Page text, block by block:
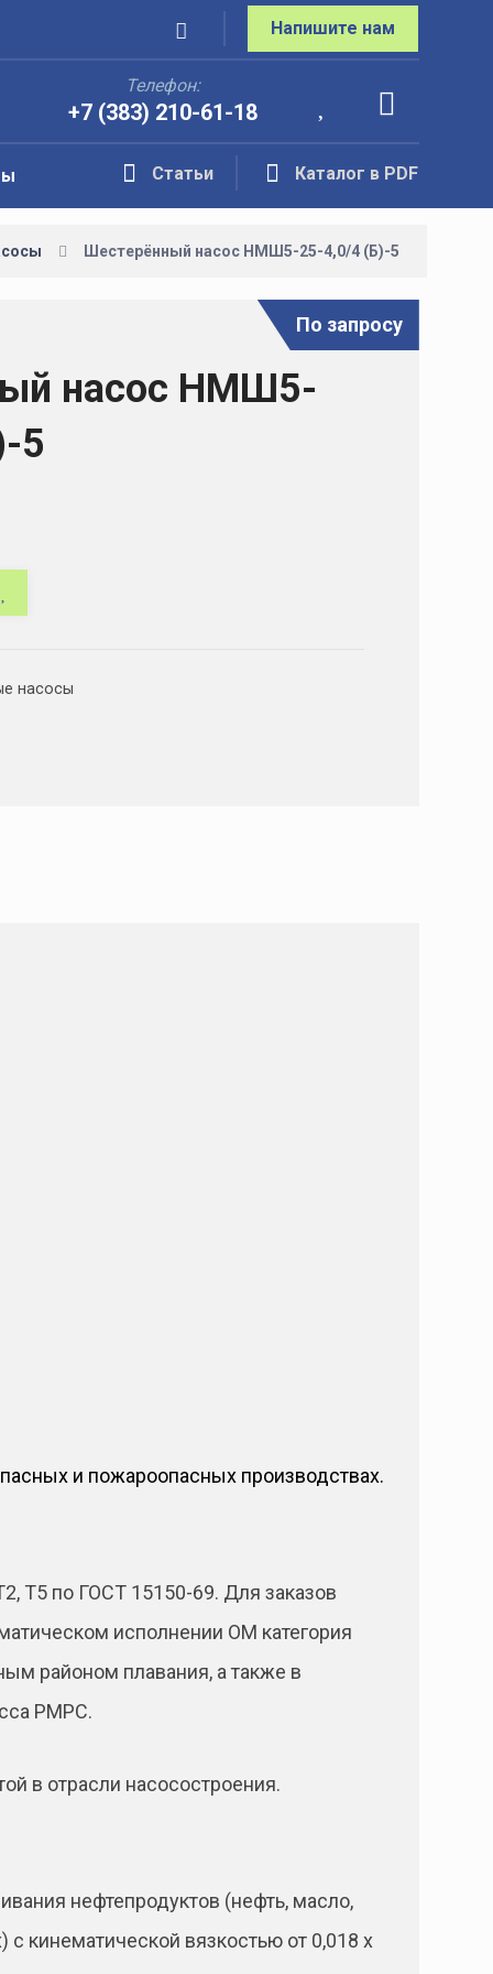
Напишите нам
Телефон:
+7 (383) 210-61-18
Каталог в PDF
Статьи
Шестерённый насос НМШ5-25-4,0/4 (Б)-5
насос НМШ5-
5
По запросу
насосы
и пожароопасных производствах.
Т5 по ГОСТ 15150-69. Для заказов
исполнении ОМ категория
районом плавания, а также в
РМРС.
в отрасли насосостроения.
нефтепродуктов (нефть, масло,
кинематической вязкостью от 0,018 х